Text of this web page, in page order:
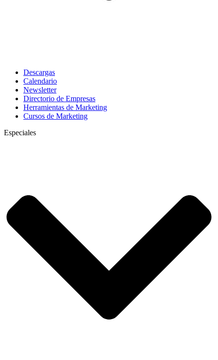
Descargas
Calendario
Newsletter
Directorio de Empresas
Herramientas de Marketing
Cursos de Marketing
Especiales